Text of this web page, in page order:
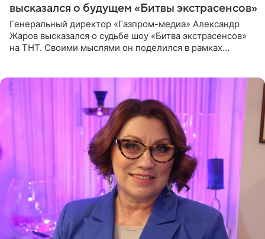
высказался о будущем «Битвы экстрасенсов»
Генеральный директор «Газпром-медиа» Александр
Жаров высказался о судьбе шоу «Битва экстрасенсов»
на ТНТ. Своими мыслями он поделился в рамках